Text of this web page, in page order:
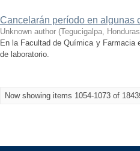
Cancelarán período en algunas
Unknown author (Tegucigalpa,
En la Facultad de Química y Farmacia
de laboratorio.
Now showing items 1054-1073 of